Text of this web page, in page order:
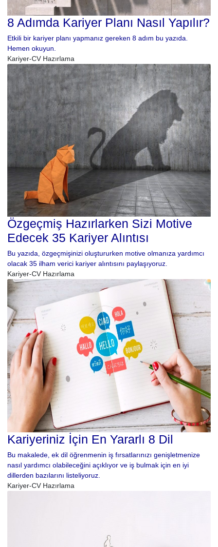
8 Adımda Kariyer Planı Nasıl Yapılır?
Etkili bir kariyer planı yapmanız gereken 8 adım bu yazıda.
Hemen okuyun.
Kariyer-CV Hazırlama
Özgeçmiş Hazırlarken Sizi Motive
Edecek 35 Kariyer Alıntısı
Bu yazıda, özgeçmişinizi oluştururken motive olmanıza yardımcı
olacak 35 ilham verici kariyer alıntısını paylaşıyoruz.
Kariyer-CV Hazırlama
Kariyeriniz İçin En Yararlı 8 Dil
Bu makalede, ek dil öğrenmenin iş fırsatlarınızı genişletmenize
nasıl yardımcı olabileceğini açıklıyor ve iş bulmak için en iyi
dillerden bazılarını listeliyoruz.
Kariyer-CV Hazırlama